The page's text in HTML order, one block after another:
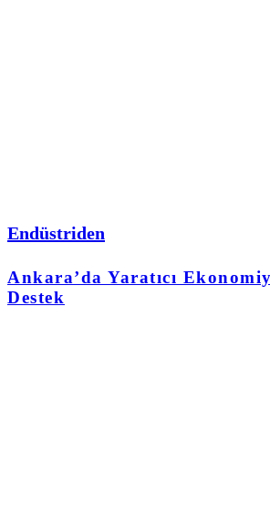
Endüstriden
Ankara’da Yaratıcı
Destek